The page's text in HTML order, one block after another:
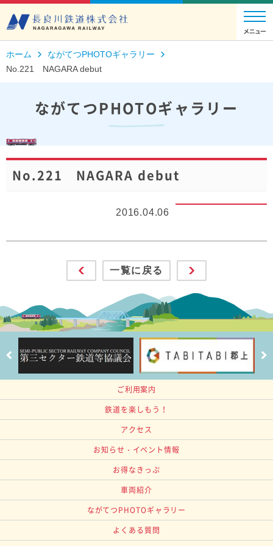
ホーム
ながてつPHOTOギャラリー
No.221 NAGARA debut
ながてつPHOTOギャラリー
No.221 NAGARA debut
2016.04.06
一覧に戻る
ご利用案内
鉄道を楽しもう！
アクセス
お知らせ・イベント情報
お得なきっぷ
車両紹介
ながてつPHOTOギャラリー
よくある質問